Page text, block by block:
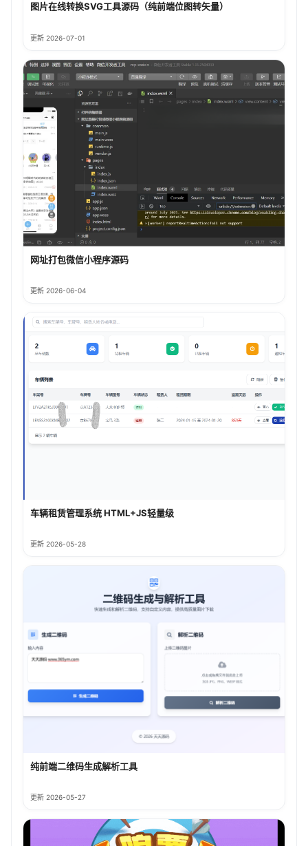
图片在线转换SVG工具源码（纯前端位图转矢量）
更新 2026-07-01
网址打包微信小程序源码
更新 2026-06-04
车辆租赁管理系统 HTML+JS轻量级
更新 2026-05-28
纯前端二维码生成解析工具
更新 2026-05-27